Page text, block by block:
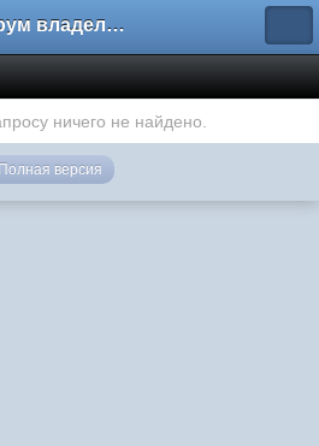
Форум владельцев интернет-магазинов
ничего не найдено.
Полная версия